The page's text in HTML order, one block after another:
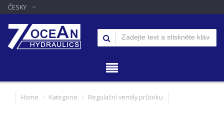
ČESKY
Home Kategorie Regulační ventily průtoku